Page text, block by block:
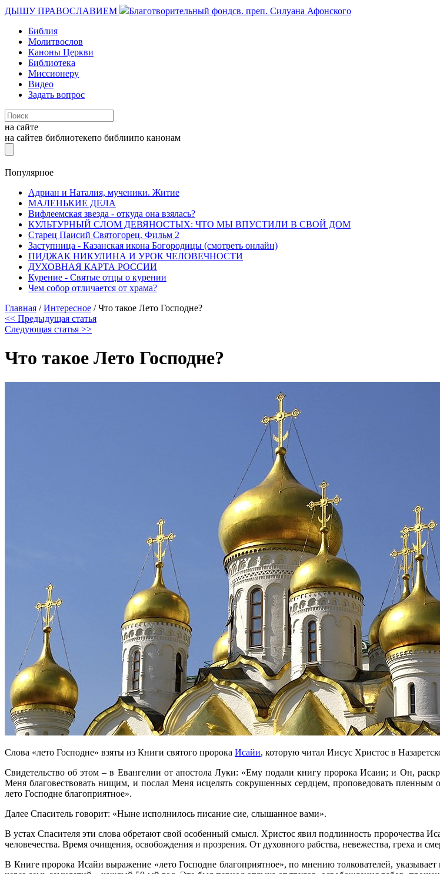
ДЫШУ ПРАВОСЛАВИЕМ Благотворительный фондсв. преп. Силуана Афонского
Библия
Молитвослов
Каноны Церкви
Библиотека
Миссионеру
Видео
Задать вопрос
на сайте
на сайтев библиотекепо библиипо канонам
Популярное
Адриан и Наталия, мученики. Житие
МАЛЕНЬКИЕ ДЕЛА
Вифлеемская звезда - откуда она взялась?
КУЛЬТУРНЫЙ СЛОМ ДЕВЯНОСТЫХ: ЧТО МЫ ВПУСТИЛИ В СВОЙ ДОМ
Старец Паисий Святогорец. Фильм 2
Заступница - Казанская икона Богородицы (смотреть онлайн)
ПИДЖАК НИКУЛИНА И УРОК ЧЕЛОВЕЧНОСТИ
ДУХОВНАЯ КАРТА РОССИИ
Курение - Святые отцы о курении
Чем собор отличается от храма?
Главная /Интересное /Что такое Лето Господне?
<< Предыдущая статья
Следующая статья >>
Что такое Лето Господне?
Слова «лето Господне» взяты из Книги святого пророка Исайи, которую читал Иисус Христос в
Свидетельство об этом – в Евангелии от апостола Луки: «Ему подали книгу пророка Исаии; и Он,
Меня благовествовать нищим, и послал Меня исцелять сокрушенных сердцем, проповедовать пленным
лето Господне благоприятное».
Далее Спаситель говорит: «Ныне исполнилось писание сие, слышанное вами».
В устах Спасителя эти слова обретают свой особенный смысл. Христос явил подлинность пророчества
человечества. Время очищения, освобождения и прозрения. От духовного рабства, невежества, греха и
В Книге пророка Исайи выражение «лето Господне благоприятное», по мнению толкователей,